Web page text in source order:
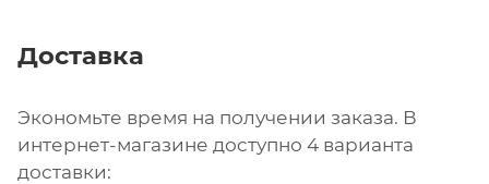
Доставка
Экономьте время на получении заказа. В
интернет-магазине доступно 4 варианта
доставки: